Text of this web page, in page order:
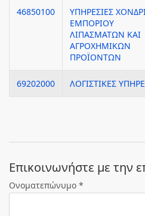
46850100
ΥΠΗΡΕΣΙΕΣ
ΕΜΠΟΡΙΟΥ
ΛΙΠΑΣΜΑΤΩΝ ΚΑΙ
ΑΓΡΟΧΗΜΙΚΩΝ
ΠΡΟΪΟΝΤΩΝ
69202000 ΛΟΓΙΣΤΙΚΕΣ
Eπικοινωνήστε με την
Ονοματεπώνυμο *